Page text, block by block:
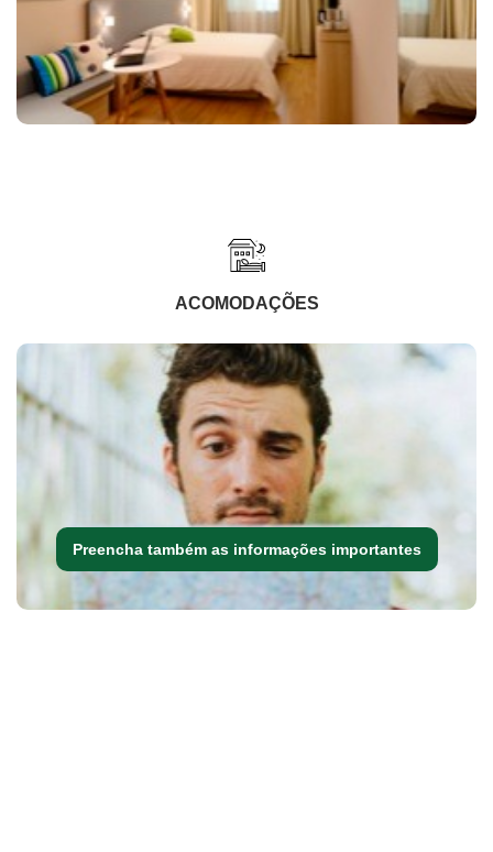
ACOMODAÇÕES
Preencha também as informações importantes